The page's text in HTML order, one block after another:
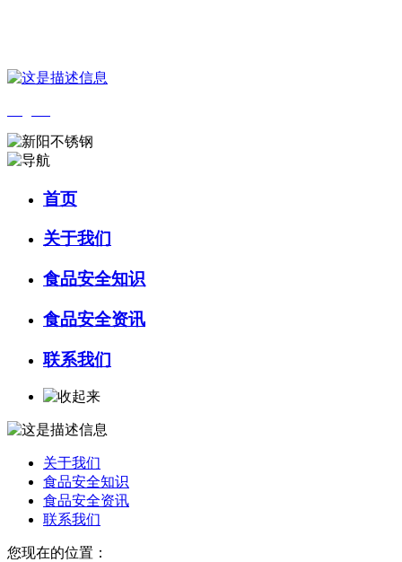
首页
关于我们
食品安全知识
食品安全资讯
联系我们
关于我们
食品安全知识
食品安全资讯
联系我们
您现在的位置：